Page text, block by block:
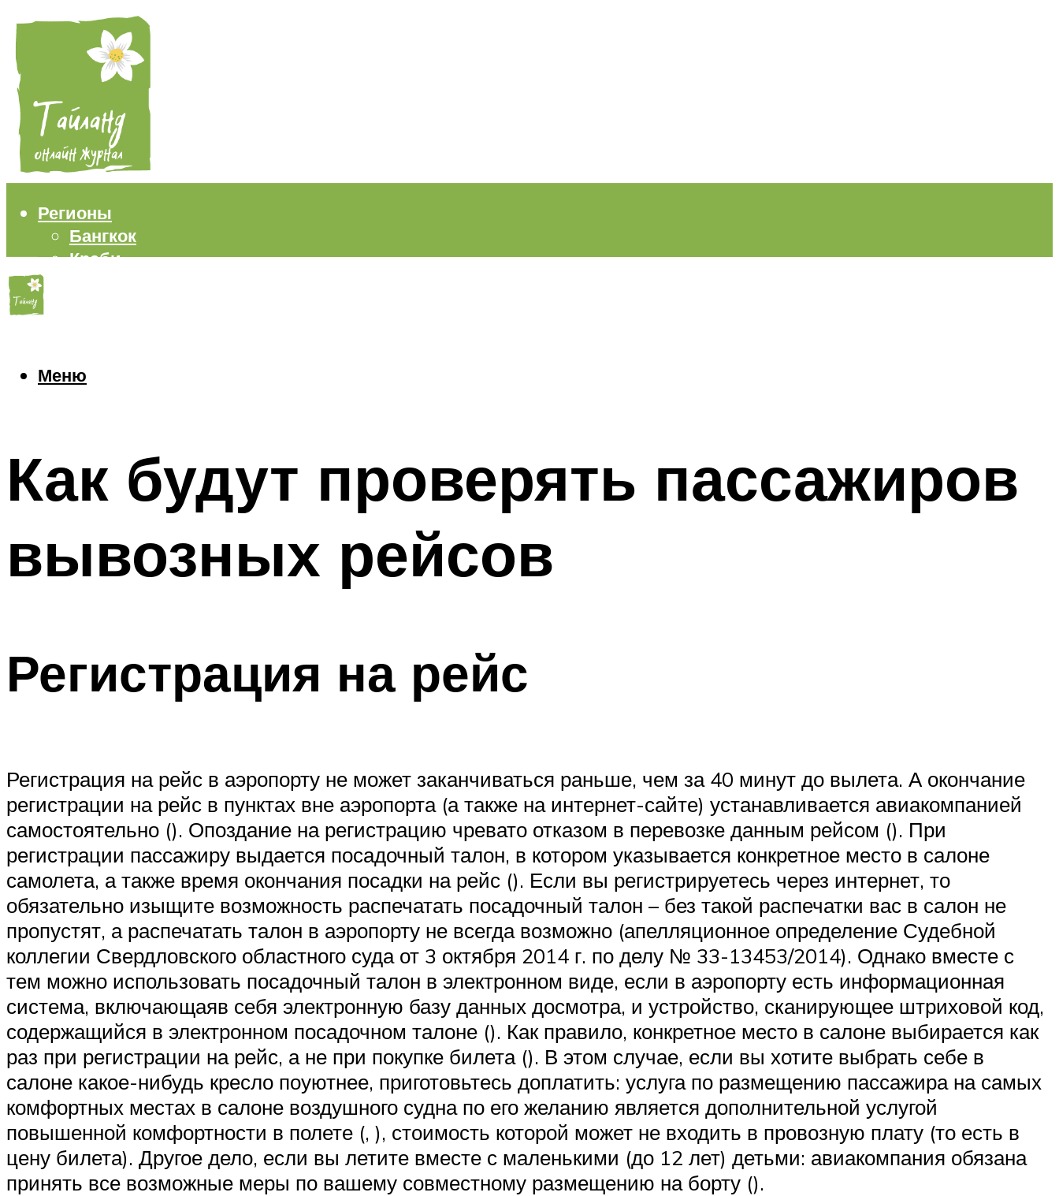
Регионы
Бангкок
Краби
Еда
Меню
Меню
Как будут проверять пассажиров
вывозных рейсов
Регистрация на рейс
Регистрация на рейс в аэропорту не может заканчиваться раньше, чем за 40 минут до вылета. А окончание
регистрации на рейс в пунктах вне аэропорта (а также на интернет-сайте) устанавливается авиакомпанией
самостоятельно (). Опоздание на регистрацию чревато отказом в перевозке данным рейсом (). При
регистрации пассажиру выдается посадочный талон, в котором указывается конкретное место в салоне
самолета, а также время окончания посадки на рейс (). Если вы регистрируетесь через интернет, то
обязательно изыщите возможность распечатать посадочный талон – без такой распечатки вас в салон не
пропустят, а распечатать талон в аэропорту не всегда возможно (апелляционное определение Судебной
коллегии Свердловского областного суда от 3 октября 2014 г. по делу № 33-13453/2014). Однако вместе с
тем можно использовать посадочный талон в электронном виде, если в аэропорту есть информационная
система, включающаяв себя электронную базу данных досмотра, и устройство, сканирующее штриховой код,
содержащийся в электронном посадочном талоне (). Как правило, конкретное место в салоне выбирается как
раз при регистрации на рейс, а не при покупке билета (). В этом случае, если вы хотите выбрать себе в
салоне какое-нибудь кресло поуютнее, приготовьтесь доплатить: услуга по размещению пассажира на самых
комфортных местах в салоне воздушного судна по его желанию является дополнительной услугой
повышенной комфортности в полете (, ), стоимость которой может не входить в провозную плату (то есть в
цену билета). Другое дело, если вы летите вместе с маленькими (до 12 лет) детьми: авиакомпания обязана
принять все возможные меры по вашему совместному размещению на борту ().